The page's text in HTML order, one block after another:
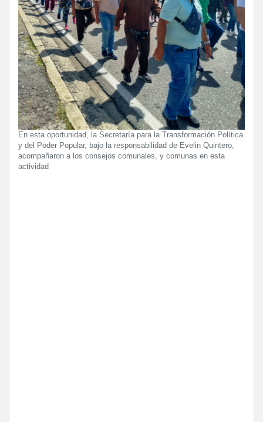
En esta oportunidad, la Secretaría para la Transformación Política
y del Poder Popular, bajo la responsabilidad de Evelin Quintero,
acompañaron a los consejos comunales, y comunas en esta
actividad